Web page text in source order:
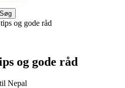
og gode råd
og gode råd
Nepal